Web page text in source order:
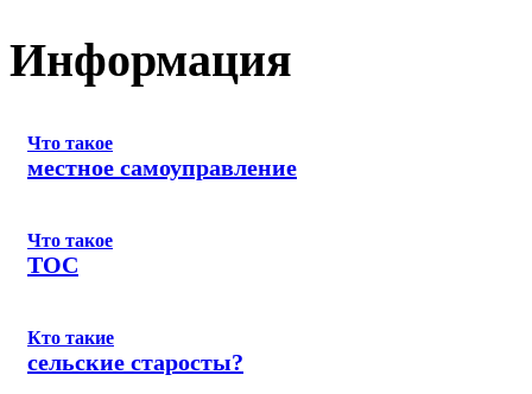
Информация
Что такое
местное самоуправление
Что такое
ТОС
Кто такие
сельские старосты?